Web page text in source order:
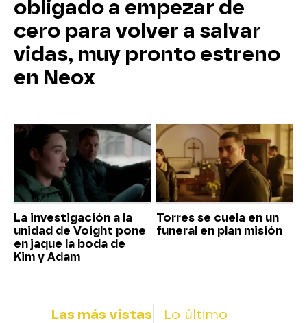
obligado a empezar de
cero para volver a salvar
vidas, muy pronto estreno
en Neox
La investigación a la
unidad de Voight pone
en jaque la boda de
Kim y Adam
Torres se cuela en un
funeral en plan misión
Las más vistas Lo último